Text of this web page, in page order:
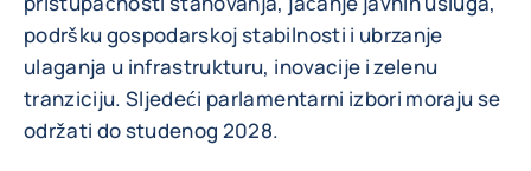
podršku gospodarskoj stabilnosti i ubrzanje
ulaganja u infrastrukturu, inovacije i zelenu
tranziciju. Sljedeći parlamentarni izbori moraju se
održati do studenog 2028.